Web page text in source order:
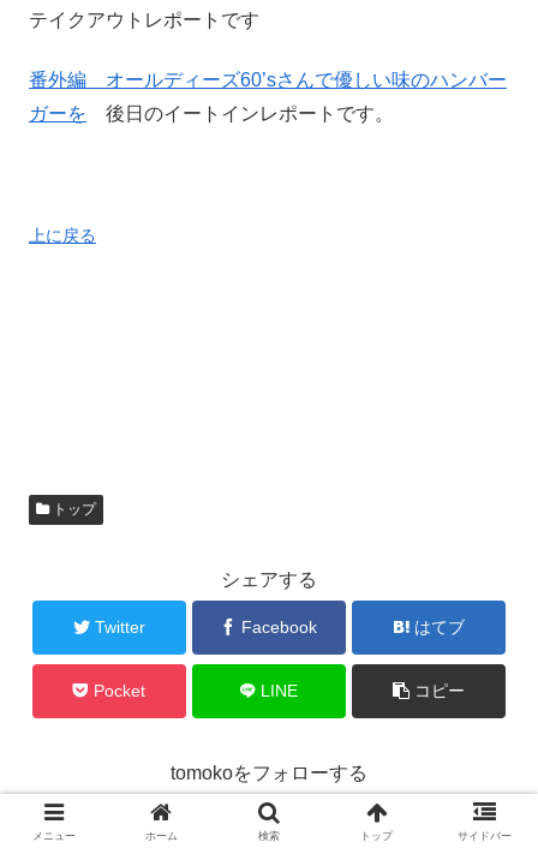
テイクアウトレポートです
番外編 オールディーズ60’sさんで優しい味のハンバー
ガーを 後日のイートインレポートです。
上に戻る
トップ
シェアする
Twitter Facebook はてブ
Pocket LINE コピー
tomokoをフォローする
メニュー ホーム 検索 トップ サイドバー